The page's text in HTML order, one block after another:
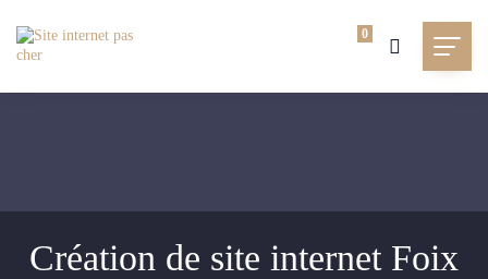
0
Création de site internet Foix